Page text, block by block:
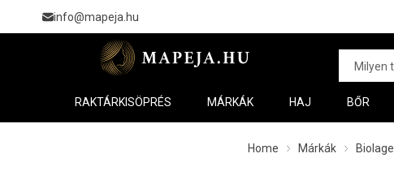
info@mapeja.hu
RAKTÁRKISÖPRÉS MÁRKÁK HAJ BŐR
Home Márkák Biolage